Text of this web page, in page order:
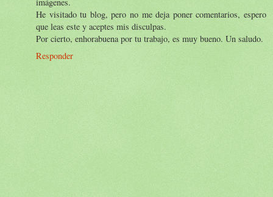
He visitado tu blog, pero no me deja poner comentarios, espero
que leas este y aceptes mis disculpas.
Por cierto, enhorabuena por tu trabajo, es muy bueno. Un saludo.
Responder